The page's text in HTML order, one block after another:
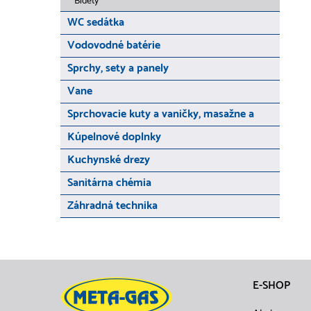
WC sedátka
Vodovodné batérie
Sprchy, sety a panely
Vane
Sprchovacie kuty a vaničky, masažne a
Kúpelnové doplnky
Kuchynské drezy
Sanitárna chémia
Záhradná technika
E-SHOP